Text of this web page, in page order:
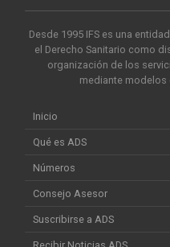
Desde 1995 IFS es una
el Derecho Sanitario como
organización de los
mediante modelos
Inicio
Qué es ADS
Números
Consejo Asesor
Suscribirse a ADS